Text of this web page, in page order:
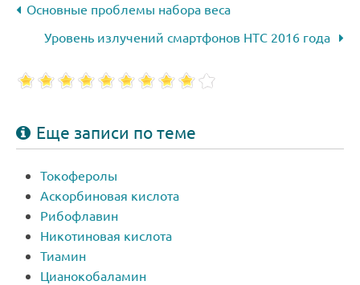
Основные проблемы набора веса
Уровень излучений смартфонов HTC 2016 года
Еще записи по теме
Токоферолы
Аскорбиновая кислота
Рибофлавин
Никотиновая кислота
Тиамин
Цианокобаламин